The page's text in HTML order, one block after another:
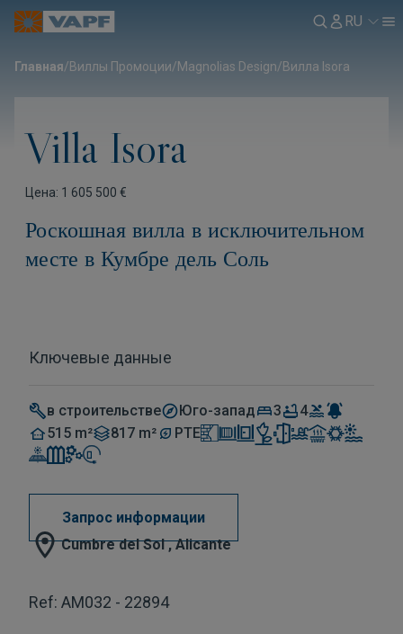
RU
Главная/Виллы Промоции/Magnolias Design/Вилла Isora
Villa Isora
Цена: 1 605 500 €
Роскошная вилла в исключительном
месте в Кумбре дель Соль
Ключевые данные
в строительстве Юго-запад 3
4
515 m²
817 m² PTE
Запрос информации
Cumbre del Sol , Alicante
Ref: AM032 - 22894